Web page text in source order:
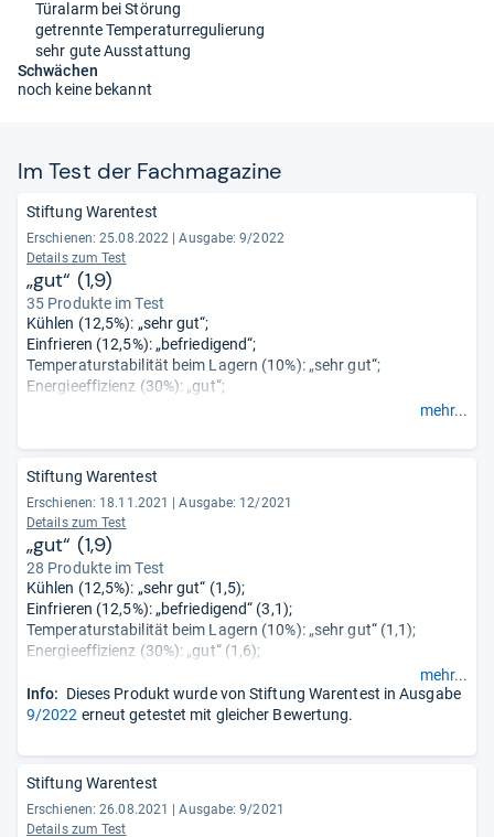
Türalarm bei Störung
getrennte Temperaturregulierung
sehr gute Ausstattung
Schwächen
noch keine bekannt
Im Test der Fach­ma­ga­zine
Stiftung Warentest
Erschienen: 25.08.2022 | Ausgabe: 9/2022
Details zum Test
„gut“ (1,9)
35 Produkte im Test
Kühlen (12,5%): „sehr gut“;
Einfrieren (12,5%): „befriedigend“;
Temperaturstabilität beim Lagern (10%): „sehr gut“;
Energieeffizienz (30%): „gut“;
Verhalten bei Störungen (5%): „gut“.
mehr...
Stiftung Warentest
Erschienen: 18.11.2021 | Ausgabe: 12/2021
Details zum Test
„gut“ (1,9)
28 Produkte im Test
Kühlen (12,5%): „sehr gut“ (1,5);
Einfrieren (12,5%): „befriedigend“ (3,1);
Temperaturstabilität beim Lagern (10%): „sehr gut“ (1,1);
Energieeffizienz (30%): „gut“ (1,6);
Geräusch (5%): „gut“ (1,8);
Verhalten bei Störungen (5%): „gut“ (2,0).
mehr...
Info: Dieses Produkt wurde von Stiftung Warentest in Ausgabe
9/2022 erneut getestet mit gleicher Bewertung.
Stiftung Warentest
Erschienen: 26.08.2021 | Ausgabe: 9/2021
Details zum Test